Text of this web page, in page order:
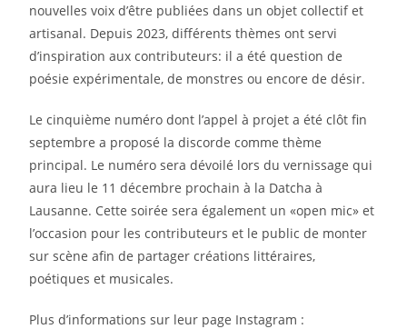
nouvelles voix d’être publiées dans un objet collectif et
artisanal. Depuis 2023, différents thèmes ont servi
d’inspiration aux contributeurs: il a été question de
poésie expérimentale, de monstres ou encore de désir.
Le cinquième numéro dont l’appel à projet a été clôt fin
septembre a proposé la discorde comme thème
principal. Le numéro sera dévoilé lors du vernissage qui
aura lieu le 11 décembre prochain à la Datcha à
Lausanne. Cette soirée sera également un «open mic» et
l’occasion pour les contributeurs et le public de monter
sur scène afin de partager créations littéraires,
poétiques et musicales.
Plus d’informations sur leur page Instagram :